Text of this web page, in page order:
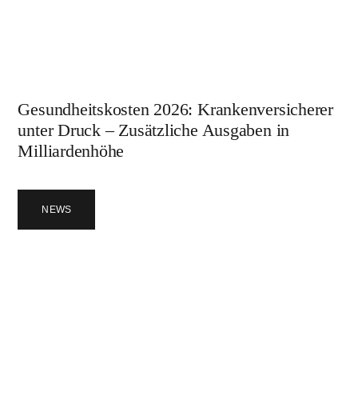
Gesundheitskosten 2026: Krankenversicherer
unter Druck – Zusätzliche Ausgaben in
Milliardenhöhe
NEWS